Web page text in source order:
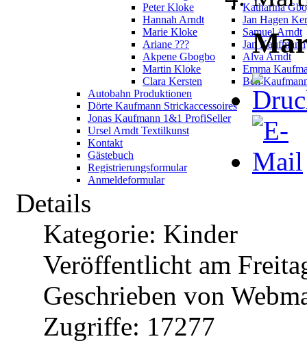
Peter Kloke
Hannah Arndt
Marie Kloke
Ariane ???
Akpene Gbogbo
Martin Kloke
Clara Kersten
Katharina
Jan Hagen
Samuel Arndt
Jan Kaufmann
Alva Arndt
Emma
Ben
Autobahn Produktionen
Dörte Kaufmann Strickaccessoires
Jonas Kaufmann 1&1 ProfiSeller
Ursel Arndt Textilkunst
Kontakt
Gästebuch
Registrierungsformular
Anmeldeformular
Details
Kategorie: Kinder
Veröffentlicht am
Geschrieben von
Zugriffe: 17277